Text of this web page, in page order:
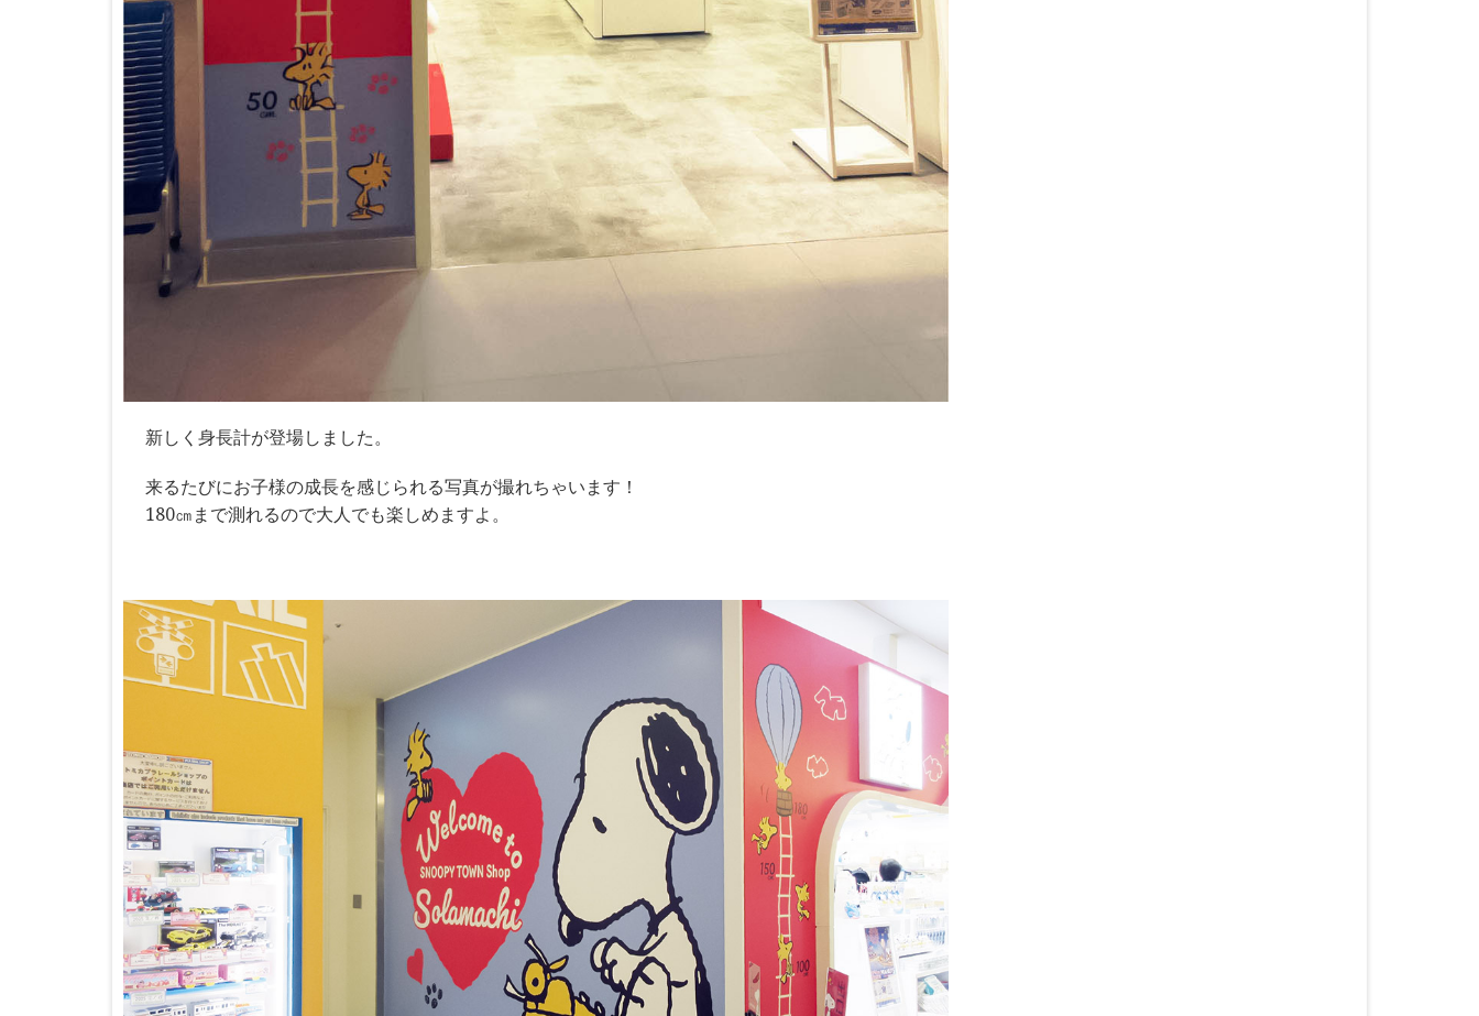
新しく身長計が登場しました。
来るたびにお子様の成長を感じられる写真が撮れちゃいます！
180㎝まで測れるので大人でも楽しめますよ。